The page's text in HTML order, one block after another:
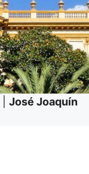
José Joaquín